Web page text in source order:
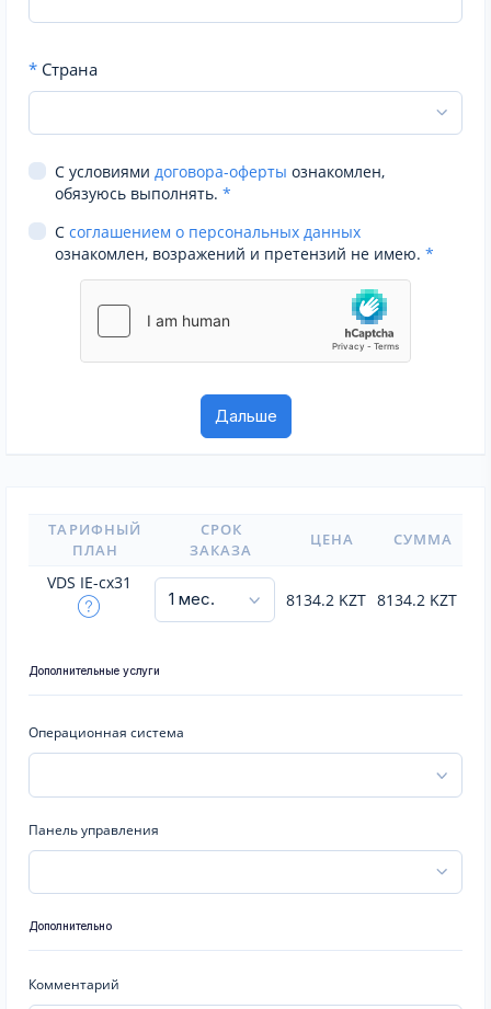
* Страна
С условиями договора-оферты ознакомлен,
обязуюсь выполнять. *
С соглашением о персональных данных
ознакомлен, возражений и претензий не имею. *
ТАРИФНЫЙ
ПЛАН
СРОК
ЗАКАЗА
ЦЕНА СУММА
VDS IE-cx31
8134.2 KZT 8134.2 KZT
Дополнительные услуги
Операционная система
Панель управления
Дополнительно
Комментарий